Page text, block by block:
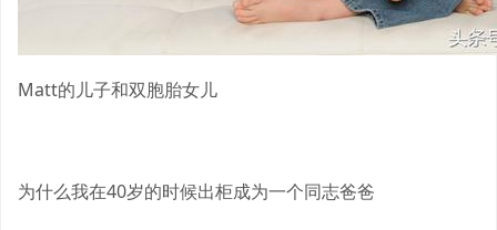
Matt的儿子和双胞胎女儿
为什么我在40岁的时候出柜成为一个同志爸爸